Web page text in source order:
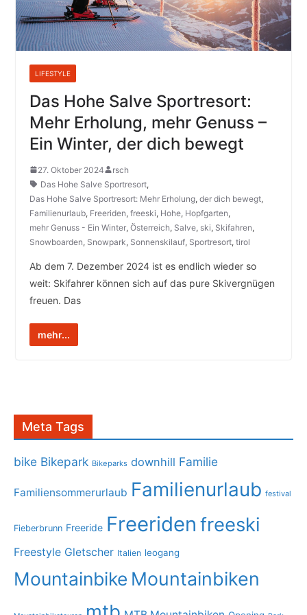
LIFESTYLE
Das Hohe Salve Sportresort:
Mehr Erholung, mehr Genuss –
Ein Winter, der dich bewegt
27. Oktober 2024
rsch
Das Hohe Salve Sportresort,
Das Hohe Salve Sportresort: Mehr Erholung, der dich bewegt,
Familienurlaub, Freeriden, freeski, Hohe, Hopfgarten,
mehr Genuss - Ein Winter, Österreich, Salve, ski, Skifahren,
Snowboarden, Snowpark, Sonnenskilauf, Sportresort, tirol
Ab dem 7. Dezember 2024 ist es endlich wieder so
weit: Skifahrer können sich auf das pure Skivergnügen
freuen. Das
mehr...
Meta Tags
bike Bikepark Bikeparks downhill Familie
Familiensommerurlaub Familienurlaub festival
Fieberbrunn Freeride Freeriden freeski
Freestyle Gletscher Italien leogang
Mountainbike Mountainbiken